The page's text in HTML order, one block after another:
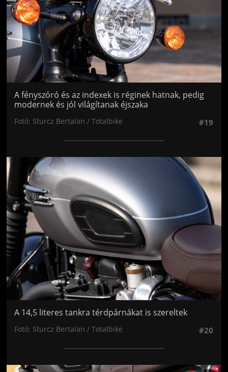
A fényszóró és az indexek is réginek hatnak, pedig
modernek és jól világítanak éjszaka
Fotó: Sturcz Bertalan / Totalbike #19
Jön még kép!
A 14,5 literes tankra térdpárnákat is szereltek
Fotó: Sturcz Bertalan / Totalbike #20